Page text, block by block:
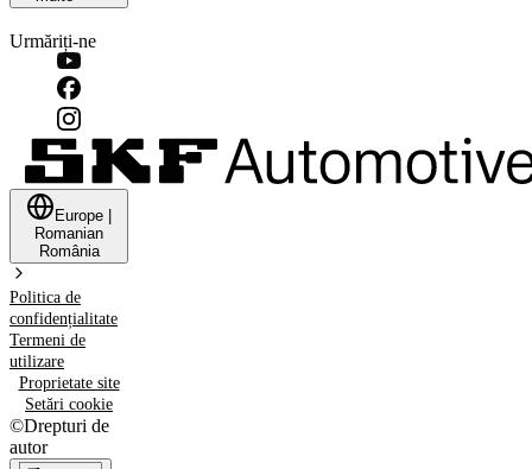
Urmăriți-ne
Europe
Romanian
România
Politica de
confidențialitate
Termeni de
utilizare
Proprietate site
Setări cookie
©Drepturi de
autor